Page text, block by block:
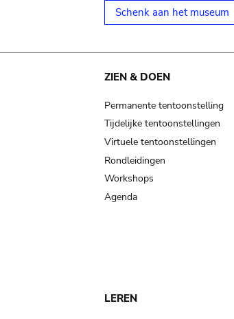
Schenk aan het museum
ZIEN & DOEN
Permanente tentoonstelling
Tijdelijke tentoonstellingen
Virtuele tentoonstellingen
Rondleidingen
Workshops
Agenda
LEREN